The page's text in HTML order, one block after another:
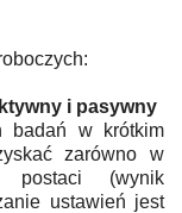
i pasywny
badań w krótkim
zarówno w
(wynik
ustawień jest